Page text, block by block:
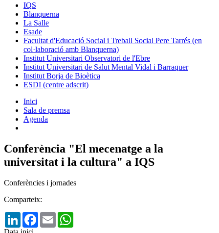
IQS
Blanquerna
La Salle
Esade
Facultat d'Educació Social i Treball Social Pere Tarrés (en
col·laboració amb Blanquerna)
Institut Universitari Observatori de l'Ebre
Institut Universitari de Salut Mental Vidal i Barraquer
Institut Borja de Bioètica
ESDI (centre adscrit)
Inici
Sala de premsa
Agenda
Conferència "El mecenatge a la
universitat i la cultura" a IQS
Conferències i jornades
Comparteix:
LinkedInFacebook
Email